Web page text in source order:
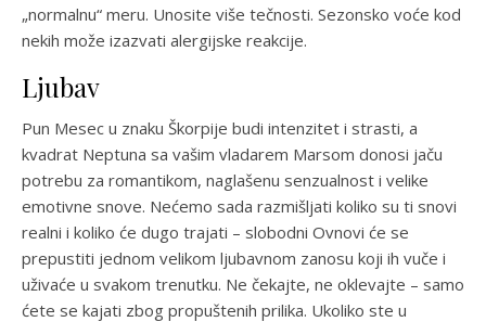
„normalnu“ meru. Unosite više tečnosti. Sezonsko voće kod
nekih može izazvati alergijske reakcije.
Ljubav
Pun Mesec u znaku Škorpije budi intenzitet i strasti, a
kvadrat Neptuna sa vašim vladarem Marsom donosi jaču
potrebu za romantikom, naglašenu senzualnost i velike
emotivne snove. Nećemo sada razmišljati koliko su ti snovi
realni i koliko će dugo trajati – slobodni Ovnovi će se
prepustiti jednom velikom ljubavnom zanosu koji ih vuče i
uživaće u svakom trenutku. Ne čekajte, ne oklevajte – samo
ćete se kajati zbog propuštenih prilika. Ukoliko ste u